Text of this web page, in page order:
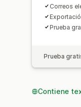
Correos
Prueba
Prueba
Contiene